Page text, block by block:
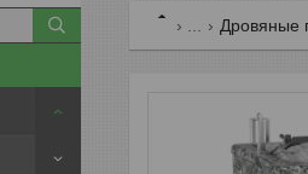
Дровяные